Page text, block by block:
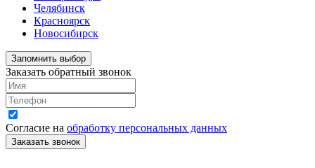
Челябинск
Красноярск
Новосибирск
Запомнить выбор
Заказать обратный звонок
Согласие на обработку персональных данных